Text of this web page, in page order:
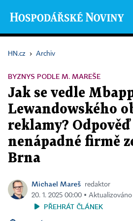
HN.cz › Archiv
BYZNYS PODLE M. MAREŠE
Jak se vedle
Lewandowského
reklamy? Odpověď
nenápadné firmě
Brna
Michael Mareš
redaktor
20. 1. 2025 00:00 ▪
PŘEHRÁT ČLÁNEK